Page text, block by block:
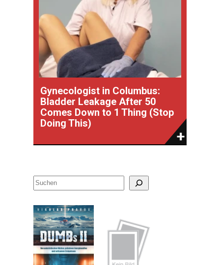
Gynecologist in Columbus:
Bladder Leakage After 50
Comes Down to 1 Thing (Stop
Doing This)
S
u
c
h
e
n